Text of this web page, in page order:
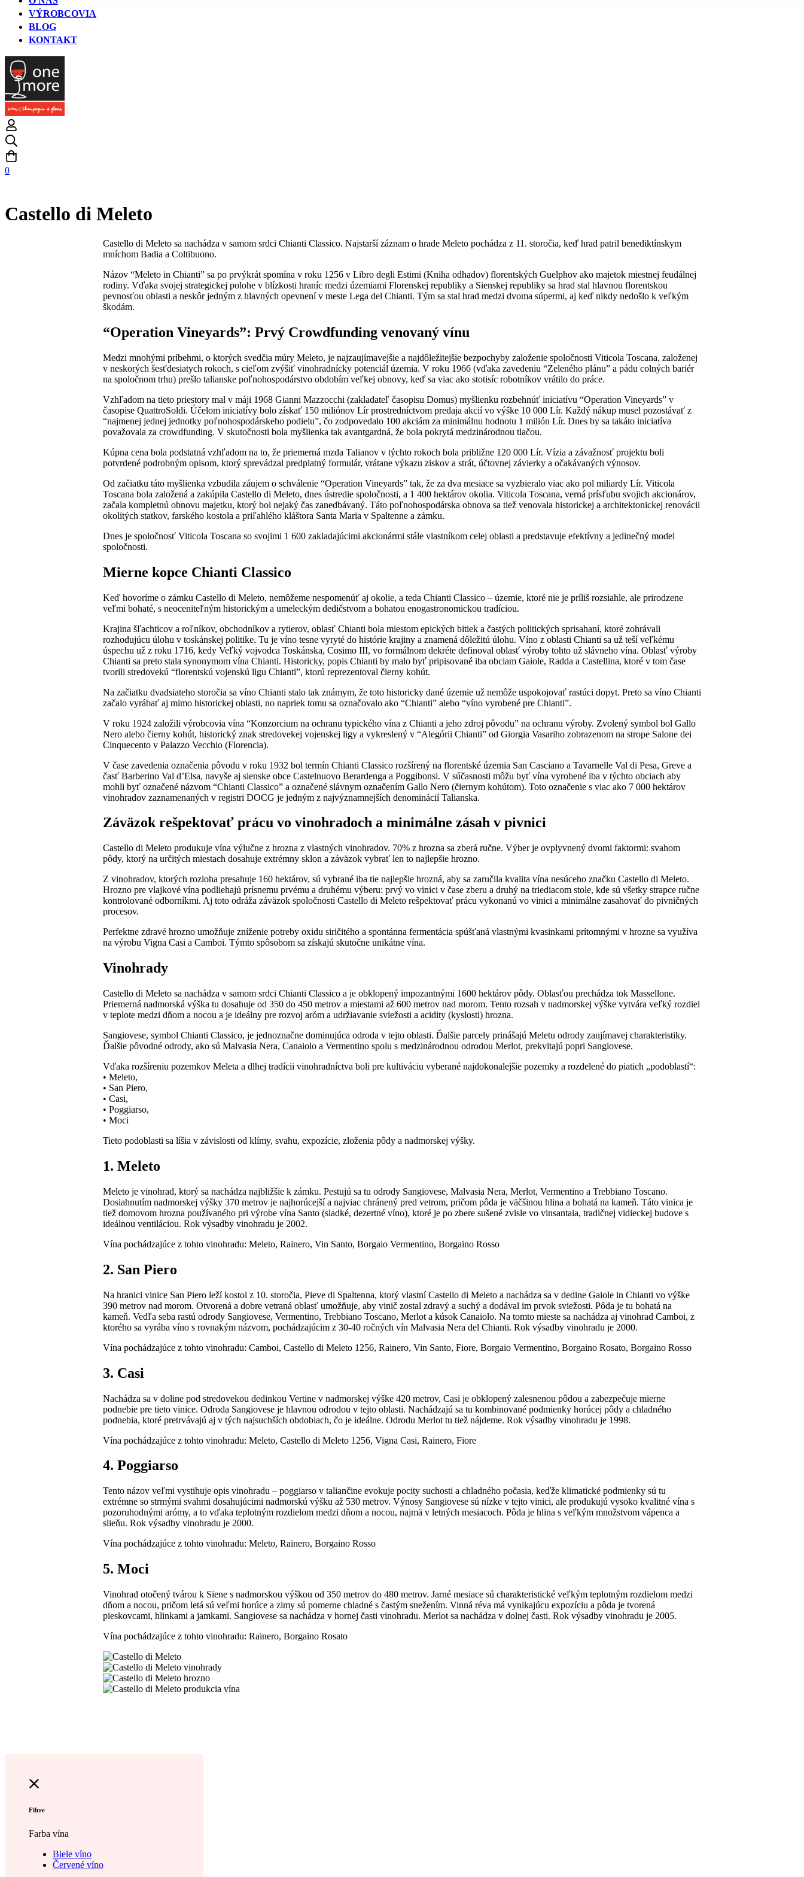
VÝROBCOVIA
BLOG
KONTAKT
0
Castello di Meleto
Castello di Meleto sa nachádza v samom srdci Chianti Classico. Najstarší záznam o hrade Meleto pochádza z 11. storočia, keď hrad patril benediktínskym
mníchom Badia a Coltibuono.
Názov “Meleto in Chianti” sa po prvýkrát spomína v roku 1256 v Libro degli Estimi (Kniha odhadov) florentských Guelphov ako majetok miestnej feudálnej
rodiny. Vďaka svojej strategickej polohe v blízkosti hraníc medzi územiami Florenskej republiky a Sienskej republiky sa hrad stal hlavnou florentskou
pevnosťou oblasti a neskôr jedným z hlavných opevnení v meste Lega del Chianti. Tým sa stal hrad medzi dvoma súpermi, aj keď nikdy nedošlo k veľkým
škodám.
“Operation Vineyards”: Prvý Crowdfunding venovaný vínu
Medzi mnohými príbehmi, o ktorých svedčia múry Meleto, je najzaujímavejšie a najdôležitejšie bezpochyby založenie spoločnosti Viticola Toscana, založenej
v neskorých šesťdesiatych rokoch, s cieľom zvýšiť vinohradnícky potenciál územia. V roku 1966 (vďaka zavedeniu “Zeleného plánu” a pádu colných bariér
na spoločnom trhu) prešlo talianske poľnohospodárstvo obdobím veľkej obnovy, keď sa viac ako stotisíc robotníkov vrátilo do práce.
Vzhľadom na tieto priestory mal v máji 1968 Gianni Mazzocchi (zakladateľ časopisu Domus) myšlienku rozbehnúť iniciatívu “Operation Vineyards” v
časopise QuattroSoldi. Účelom iniciatívy bolo získať 150 miliónov Lír prostredníctvom predaja akcií vo výške 10 000 Lír. Každý nákup musel pozostávať z
“najmenej jednej jednotky poľnohospodárskeho podielu”, čo zodpovedalo 100 akciám za minimálnu hodnotu 1 milión Lír. Dnes by sa takáto iniciatíva
považovala za crowdfunding. V skutočnosti bola myšlienka tak avantgardná, že bola pokrytá medzinárodnou tlačou.
Kúpna cena bola podstatná vzhľadom na to, že priemerná mzda Talianov v týchto rokoch bola približne 120 000 Lír. Vízia a závažnosť projektu boli
potvrdené podrobným opisom, ktorý sprevádzal predplatný formulár, vrátane výkazu ziskov a strát, účtovnej závierky a očakávaných výnosov.
Od začiatku táto myšlienka vzbudila záujem o schválenie “Operation Vineyards” tak, že za dva mesiace sa vyzbieralo viac ako pol miliardy Lír. Viticola
Toscana bola založená a zakúpila Castello di Meleto, dnes ústredie spoločnosti, a 1 400 hektárov okolia. Viticola Toscana, verná prísľubu svojich akcionárov,
začala kompletnú obnovu majetku, ktorý bol nejaký čas zanedbávaný. Táto poľnohospodárska obnova sa tiež venovala historickej a architektonickej renovácii
okolitých statkov, farského kostola a priľahlého kláštora Santa Maria v Spaltenne a zámku.
Dnes je spoločnosť Viticola Toscana so svojimi 1 600 zakladajúcimi akcionármi stále vlastníkom celej oblasti a predstavuje efektívny a jedinečný model
spoločnosti.
Mierne kopce Chianti Classico
Keď hovoríme o zámku Castello di Meleto, nemôžeme nespomenúť aj okolie, a teda Chianti Classico – územie, ktoré nie je príliš rozsiahle, ale prirodzene
veľmi bohaté, s neoceniteľným historickým a umeleckým dedičstvom a bohatou enogastronomickou tradíciou.
Krajina šľachticov a roľníkov, obchodníkov a rytierov, oblasť Chianti bola miestom epických bitiek a častých politických sprisahaní, ktoré zohrávali
rozhodujúcu úlohu v toskánskej politike. Tu je víno tesne vyryté do histórie krajiny a znamená dôležitú úlohu. Víno z oblasti Chianti sa už teší veľkému
úspechu už z roku 1716, kedy Veľký vojvodca Toskánska, Cosimo III, vo formálnom dekréte definoval oblasť výroby tohto už slávneho vína. Oblasť výroby
Chianti sa preto stala synonymom vína Chianti. Historicky, popis Chianti by malo byť pripisované iba obciam Gaiole, Radda a Castellina, ktoré v tom čase
tvorili stredovekú “florentskú vojenskú ligu Chianti”, ktorú reprezentoval čierny kohút.
Na začiatku dvadsiateho storočia sa víno Chianti stalo tak známym, že toto historicky dané územie už nemôže uspokojovať rastúci dopyt. Preto sa víno Chianti
začalo vyrábať aj mimo historickej oblasti, no napriek tomu sa označovalo ako “Chianti” alebo “víno vyrobené pre Chianti”.
V roku 1924 založili výrobcovia vína “Konzorcium na ochranu typického vína z Chianti a jeho zdroj pôvodu” na ochranu výroby. Zvolený symbol bol Gallo
Nero alebo čierny kohút, historický znak stredovekej vojenskej ligy a vykreslený v “Alegórii Chianti” od Giorgia Vasariho zobrazenom na strope Salone dei
Cinquecento v Palazzo Vecchio (Florencia).
V čase zavedenia označenia pôvodu v roku 1932 bol termín Chianti Classico rozšírený na florentské územia San Casciano a Tavarnelle Val di Pesa, Greve a
časť Barberino Val d’Elsa, navyše aj sienske obce Castelnuovo Berardenga a Poggibonsi. V súčasnosti môžu byť vína vyrobené iba v týchto obciach aby
mohli byť označené názvom “Chianti Classico” a označené slávnym označením Gallo Nero (čiernym kohútom). Toto označenie s viac ako 7 000 hektárov
vinohradov zaznamenaných v registri DOCG je jedným z najvýznamnejších denominácií Talianska.
Záväzok rešpektovať prácu vo vinohradoch a minimálne zásah v pivnici
Castello di Meleto produkuje vína výlučne z hrozna z vlastných vinohradov. 70% z hrozna sa zberá ručne. Výber je ovplyvnený dvomi faktormi: svahom
pôdy, ktorý na určitých miestach dosahuje extrémny sklon a záväzok vybrať len to najlepšie hrozno.
Z vinohradov, ktorých rozloha presahuje 160 hektárov, sú vybrané iba tie najlepšie hrozná, aby sa zaručila kvalita vína nesúceho značku Castello di Meleto.
Hrozno pre vlajkové vína podliehajú prísnemu prvému a druhému výberu: prvý vo vinici v čase zberu a druhý na triediacom stole, kde sú všetky strapce ručne
kontrolované odborníkmi. Aj toto odráža záväzok spoločnosti Castello di Meleto rešpektovať prácu vykonanú vo vinici a minimálne zasahovať do pivničných
procesov.
Perfektne zdravé hrozno umožňuje zníženie potreby oxidu siričitého a spontánna fermentácia spúšťaná vlastnými kvasinkami prítomnými v hrozne sa využíva
na výrobu Vigna Casi a Camboi. Týmto spôsobom sa získajú skutočne unikátne vína.
Vinohrady
Castello di Meleto sa nachádza v samom srdci Chianti Classico a je obklopený impozantnými 1600 hektárov pôdy. Oblasťou prechádza tok Massellone.
Priemerná nadmorská výška tu dosahuje od 350 do 450 metrov a miestami až 600 metrov nad morom. Tento rozsah v nadmorskej výške vytvára veľký rozdiel
v teplote medzi dňom a nocou a je ideálny pre rozvoj aróm a udržiavanie sviežosti a acidity (kyslosti) hrozna.
Sangiovese, symbol Chianti Classico, je jednoznačne dominujúca odroda v tejto oblasti. Ďalšie parcely prinášajú Meletu odrody zaujímavej charakteristiky.
Ďalšie pôvodné odrody, ako sú Malvasia Nera, Canaiolo a Vermentino spolu s medzinárodnou odrodou Merlot, prekvitajú popri Sangiovese.
Vďaka rozšíreniu pozemkov Meleta a dlhej tradícii vinohradníctva boli pre kultiváciu vyberané najdokonalejšie pozemky a rozdelené do piatich „podoblastí“:
• Meleto,
• San Piero,
• Casi,
• Poggiarso,
• Moci
Tieto podoblasti sa líšia v závislosti od klímy, svahu, expozície, zloženia pôdy a nadmorskej výšky.
1. Meleto
Meleto je vinohrad, ktorý sa nachádza najbližšie k zámku. Pestujú sa tu odrody Sangiovese, Malvasia Nera, Merlot, Vermentino a Trebbiano Toscano.
Dosiahnutím nadmorskej výšky 370 metrov je najhorúcejší a najviac chránený pred vetrom, pričom pôda je väčšinou hlina a bohatá na kameň. Táto vinica je
tiež domovom hrozna používaného pri výrobe vína Santo (sladké, dezertné víno), ktoré je po zbere sušené zvisle vo vinsantaia, tradičnej vidieckej budove s
ideálnou ventiláciou. Rok výsadby vinohradu je 2002.
Vína pochádzajúce z tohto vinohradu: Meleto, Rainero, Vin Santo, Borgaio Vermentino, Borgaino Rosso
2. San Piero
Na hranici vinice San Piero leží kostol z 10. storočia, Pieve di Spaltenna, ktorý vlastní Castello di Meleto a nachádza sa v dedine Gaiole in Chianti vo výške
390 metrov nad morom. Otvorená a dobre vetraná oblasť umožňuje, aby vinič zostal zdravý a suchý a dodával im prvok sviežosti. Pôda je tu bohatá na
kameň. Vedľa seba rastú odrody Sangiovese, Vermentino, Trebbiano Toscano, Merlot a kúsok Canaiolo. Na tomto mieste sa nachádza aj vinohrad Camboi, z
ktorého sa vyrába víno s rovnakým názvom, pochádzajúcim z 30-40 ročných vín Malvasia Nera del Chianti. Rok výsadby vinohradu je 2000.
Vína pochádzajúce z tohto vinohradu: Camboi, Castello di Meleto 1256, Rainero, Vin Santo, Fiore, Borgaio Vermentino, Borgaino Rosato, Borgaino Rosso
3. Casi
Nachádza sa v doline pod stredovekou dedinkou Vertine v nadmorskej výške 420 metrov, Casi je obklopený zalesnenou pôdou a zabezpečuje mierne
podnebie pre tieto vinice. Odroda Sangiovese je hlavnou odrodou v tejto oblasti. Nachádzajú sa tu kombinované podmienky horúcej pôdy a chladného
podnebia, ktoré pretrvávajú aj v tých najsuchších obdobiach, čo je ideálne. Odrodu Merlot tu tiež nájdeme. Rok výsadby vinohradu je 1998.
Vína pochádzajúce z tohto vinohradu: Meleto, Castello di Meleto 1256, Vigna Casi, Rainero, Fiore
4. Poggiarso
Tento názov veľmi vystihuje opis vinohradu – poggiarso v taliančine evokuje pocity suchosti a chladného počasia, keďže klimatické podmienky sú tu
extrémne so strmými svahmi dosahujúcimi nadmorskú výšku až 530 metrov. Výnosy Sangiovese sú nízke v tejto vinici, ale produkujú vysoko kvalitné vína s
pozoruhodnými arómy, a to vďaka teplotným rozdielom medzi dňom a nocou, najmä v letných mesiacoch. Pôda je hlina s veľkým množstvom vápenca a
slieňu. Rok výsadby vinohradu je 2000.
Vína pochádzajúce z tohto vinohradu: Meleto, Rainero, Borgaino Rosso
5. Moci
Vinohrad otočený tvárou k Siene s nadmorskou výškou od 350 metrov do 480 metrov. Jarné mesiace sú charakteristické veľkým teplotným rozdielom medzi
dňom a nocou, pričom letá sú veľmi horúce a zimy sú pomerne chladné s častým snežením. Vinná réva má vynikajúcu expozíciu a pôda je tvorená
pieskovcami, hlinkami a jamkami. Sangiovese sa nachádza v hornej časti vinohradu. Merlot sa nachádza v dolnej časti. Rok výsadby vinohradu je 2005.
Vína pochádzajúce z tohto vinohradu: Rainero, Borgaino Rosato
Filtre
Farba vína
Biele víno
Červené víno